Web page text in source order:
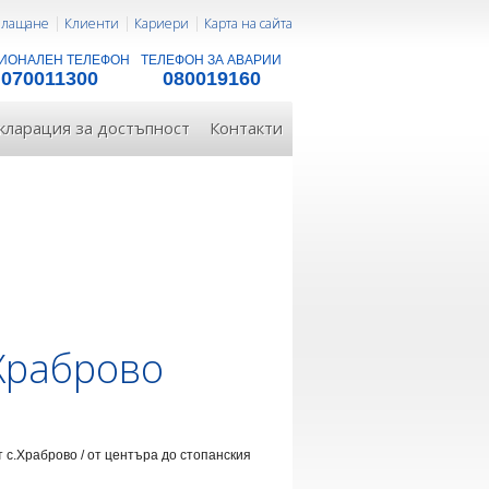
ТЕЛЕФОН
070011300
ТЕЛЕФОН ЗА АВАРИИ
080019160
Клиенти Кариери Карта на сайта
за достъпност Контакти
/ от центъра до стопанския